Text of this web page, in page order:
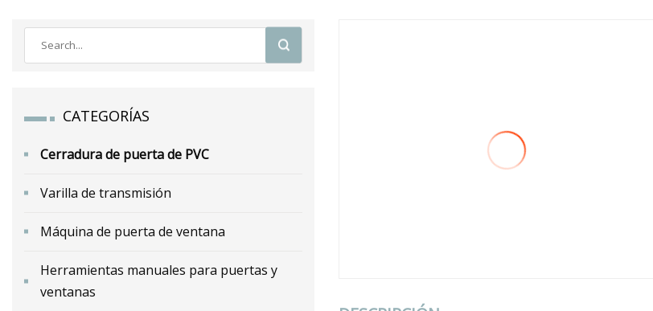
CATEGORÍAS
Cerradura de puerta de PVC
Varilla de transmisión
Máquina de puerta de ventana
Herramientas manuales para puertas y
ventanas